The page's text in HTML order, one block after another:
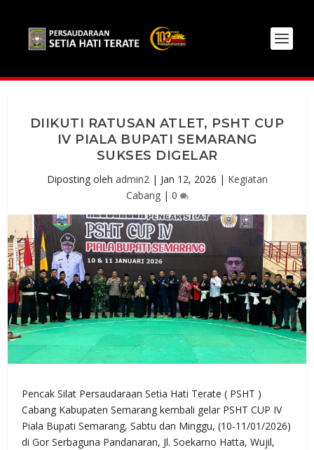
DIIKUTI RATUSAN ATLET, PSHT CUP
IV PIALA BUPATI SEMARANG
SUKSES DIGELAR
Diposting oleh admin2| Jan 12, 2026 | Kegiatan
Cabang| 0
Pencak Silat Persaudaraan Setia Hati Terate ( PSHT )
Cabang Kabupaten Semarang kembali gelar PSHT CUP IV
Piala Bupati Semarang, Sabtu dan Minggu, (10-11/01/2026)
di Gor Serbaguna Pandanaran, Jl. Soekarno Hatta, Wujil,